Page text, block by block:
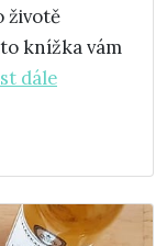
životě
knížka vám
dále